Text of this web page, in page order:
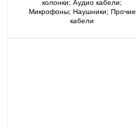
колонки; Аудио кабели;
Микрофоны; Наушники; Прочие
кабели